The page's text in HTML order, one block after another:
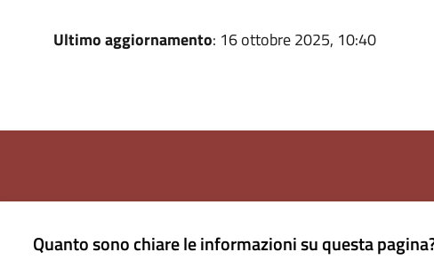
Ultimo aggiornamento: 16 ottobre 2025, 10:40
Quanto sono chiare le informazioni su questa